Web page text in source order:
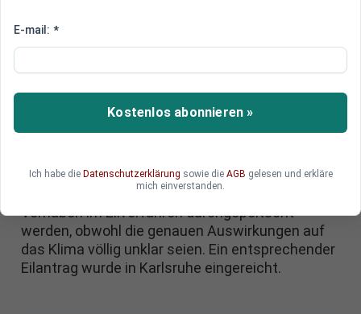
Eilantrag in Karlsruhe: Linke will
blockieren
Die Linke-Fraktion zieht vor das
Bundesverfassungsgericht, um die geplante
Gebäudemodernisierungsgesetzes vorerst zu
stoppen. Nach Ansicht der Fraktion soll das
Vorhaben im Eilverfahren durchgepeitscht
werden, obwohl die genauen Auswirkungen auf
das Klima völlig unklar seien. Ein entsprechender
Eilantrag wurde in Karlsruhe eingereicht.
E-mail: *
Kostenlos abonnieren »
Ich habe die Datenschutzerklärung sowie die AGB gelesen und erkläre
mich einverstanden.